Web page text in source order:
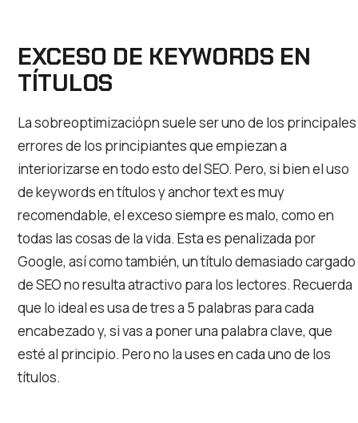
EXCESO DE KEYWORDS EN
TÍTULOS
La sobreoptimizaciópn suele ser uno de los principales
errores de los principiantes que empiezan a
interiorizarse en todo esto del SEO. Pero, si bien el uso
de keywords en títulos y anchor text es muy
recomendable, el exceso siempre es malo, como en
todas las cosas de la vida. Esta es penalizada por
Google, así como también, un título demasiado cargado
de SEO no resulta atractivo para los lectores. Recuerda
que lo ideal es usa de tres a 5 palabras para cada
encabezado y, si vas a poner una palabra clave, que
esté al principio. Pero no la uses en cada uno de los
títulos.